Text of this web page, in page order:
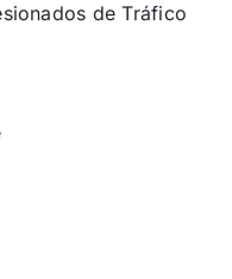
de Tráfico